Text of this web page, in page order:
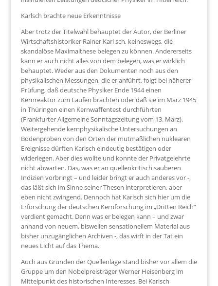
Karlsch brachte neue Erkenntnisse
Aber trotz der Titelwahl behauptet der Autor, der Berliner
Wirtschaftshistoriker Rainer Karlsch, keineswegs, die
skandalöse Maximalthese belegen zu können. Andererseits
kann er auch nicht alles von dem belegen, was er wirklich
behauptet. Weder aus den Dokumenten noch aus den
physikalischen Messungen, die er anführt, folgt bei näherer
Prüfung, daß deutsche Physiker Ende 1944 einen
Kernreaktor zum Laufen brachten oder daß sie im März 1945
in Thüringen einen Kernwaffentest durchführten
(Frankfurter Allgemeine Sonntagszeitung vom 13. März).
Weitergehende kernphysikalische Untersuchungen an
Bodenproben von den Orten der mutmaßlichen nuklearen
Ereignisse dürften Karlsch eindeutig bestätigen oder
widerlegen. Aber dies wollte und konnte der Privatgelehrte
nicht abwarten. Das, was er an quellenkritisch sauberen
Indizien vorbringt – und leider bringt er auch anderes vor -,
das läßt sich im Sinne seiner Thesen interpretieren, aber
eben nicht zwingend. Dennoch hat Karlsch sich hier um die
Erforschung der deutschen Kernforschung im „Dritten Reich”
verdient gemacht. Denn was er belegen kann – und zwar
anhand von neuem, bisweilen sensationellem Material aus
bisher unzugänglichen Archiven -, das wirft in der Tat ein
neues Licht auf das Thema.
Auch aus Gründen der Quellenlage stand bisher vor allem die
Gruppe um den Nobelpreisträger Werner Heisenberg im
Mittelpunkt des historischen Interesses. Bei Karlsch